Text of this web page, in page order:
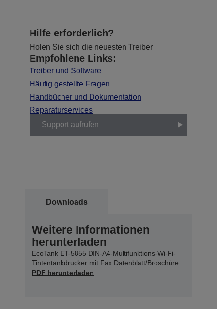
Hilfe erforderlich?
Holen Sie sich die neuesten Treiber
Empfohlene Links:
Treiber und Software
Häufig gestellte Fragen
Handbücher und Dokumentation
Reparaturservices
Support aufrufen
Downloads
Weitere Informationen
herunterladen
EcoTank ET-5855 DIN-A4-Multifunktions-Wi-Fi-
Tintentankdrucker mit Fax Datenblatt/Broschüre
PDF herunterladen